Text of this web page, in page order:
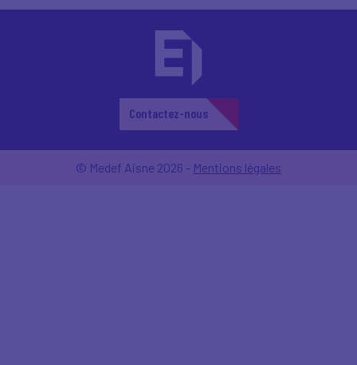
Contactez-nous
© Medef Aisne 2026 - Mentions légales